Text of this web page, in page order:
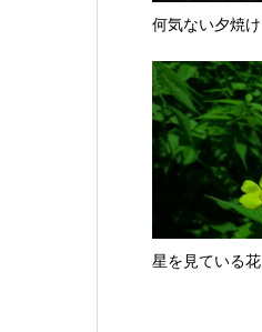
何気ない夕焼け
星を見ている花